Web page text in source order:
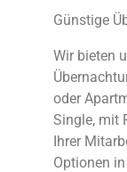
Günstige
Wir bieten
oder
Single, mit
Ihrer
Optionen